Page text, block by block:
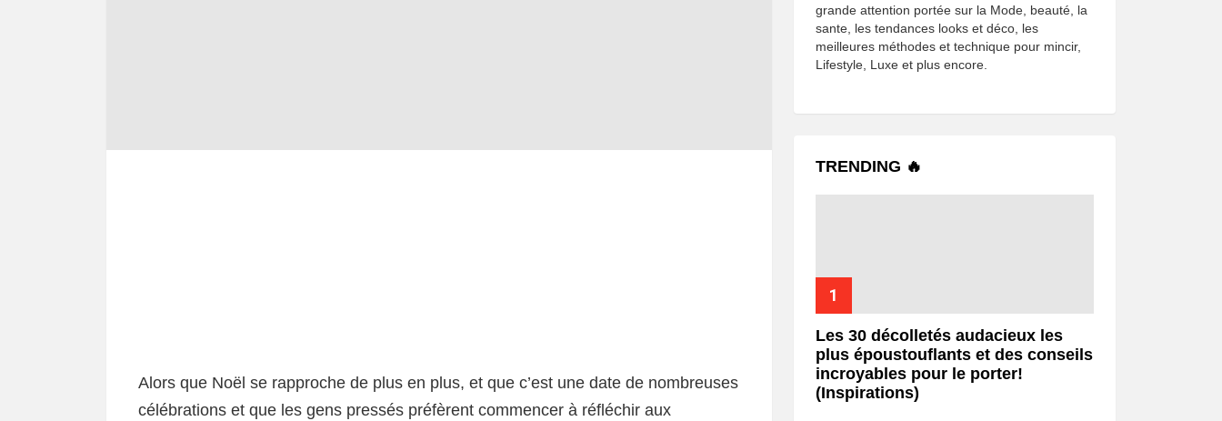
Alors que Noël se rapproche de plus en plus, et que c’est une date de nombreuses
célébrations et que les gens pressés préfèrent commencer à réfléchir aux
grande attention portée sur la Mode, beauté, la
sante, les tendances looks et déco, les
meilleures méthodes et technique pour mincir,
Lifestyle, Luxe et plus encore.
TRENDING 🔥
Les 30 décolletés audacieux les
plus époustouflants et des conseils
incroyables pour le porter!
(Inspirations)